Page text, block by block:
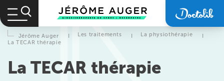
Jérôme Auger I Les traitements I La physiothérapie
I
La TECAR thérapie
La TECAR thérapie